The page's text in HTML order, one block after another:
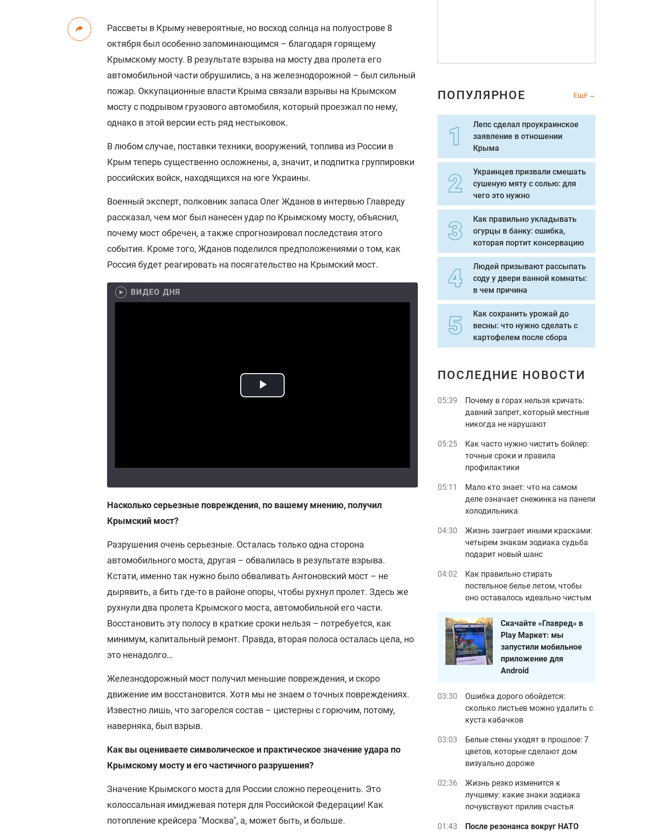
Рассветы в Крыму невероятные, но восход солнца на полуострове 8
октября был особенно запоминающимся – благодаря горящему
Крымскому мосту. В результате взрыва на мосту два пролета его
автомобильной части обрушились, а на железнодорожной – был сильный
пожар. Оккупационные власти Крыма связали взрывы на Крымском
мосту с подрывом грузового автомобиля, который проезжал по нему,
однако в этой версии есть ряд нестыковок.
В любом случае, поставки техники, вооружений, топлива из России в
Крым теперь существенно осложнены, а, значит, и подпитка группировки
российских войск, находящихся на юге Украины.
Военный эксперт, полковник запаса Олег Жданов в интервью Главреду
рассказал, чем мог был нанесен удар по Крымскому мосту, объяснил,
почему мост обречен, а также спрогнозировал последствия этого
события. Кроме того, Жданов поделился предположениями о том, как
Россия будет реагировать на посягательство на Крымский мост.
ВИДЕО ДНЯ
Насколько серьезные повреждения, по вашему мнению, получил
Крымский мост?
Разрушения очень серьезные. Осталась только одна сторона
автомобильного моста, другая – обвалилась в результате взрыва.
Кстати, именно так нужно было обваливать Антоновский мост – не
дырявить, а бить где-то в районе опоры, чтобы рухнул пролет. Здесь же
рухнули два пролета Крымского моста, автомобильной его части.
Восстановить эту полосу в краткие сроки нельзя – потребуется, как
минимум, капитальный ремонт. Правда, вторая полоса осталась цела, но
это ненадолго…
Железнодорожный мост получил меньшие повреждения, и скоро
движение им восстановится. Хотя мы не знаем о точных повреждениях.
Известно лишь, что загорелся состав – цистерны с горючим, потому,
наверняка, был взрыв.
Как вы оцениваете символическое и практическое значение удара по
Крымскому мосту и его частичного разрушения?
Значение Крымского моста для России сложно переоценить. Это
колоссальная имиджевая потеря для Российской Федерации! Как
потопление крейсера "Москва", а, может быть, и больше.
ПОПУЛЯРНОЕ Ещё
Лепс сделал проукраинское
заявление в отношении
Крыма
Украинцев призвали смешать
сушеную мяту с солью: для
чего это нужно
Как правильно укладывать
огурцы в банку: ошибка,
которая портит консервацию
Людей призывают рассыпать
соду у двери ванной комнаты:
в чем причина
Как сохранить урожай до
весны: что нужно сделать с
картофелем после сбора
ПОСЛЕДНИЕ НОВОСТИ
05:39
Почему в горах нельзя кричать:
давний запрет, который местные
никогда не нарушают
05:25
Как часто нужно чистить бойлер:
точные сроки и правила
профилактики
05:11
Мало кто знает: что на самом
деле означает снежинка на панели
холодильника
04:30
Жизнь заиграет иными красками:
четырем знакам зодиака судьба
подарит новый шанс
04:02
Как правильно стирать
постельное белье летом, чтобы
оно оставалось идеально чистым
Скачайте «Главред» в
Play Маркет: мы
запустили мобильное
приложение для
Android
03:30
Ошибка дорого обойдется:
сколько листьев можно удалить с
куста кабачков
03:03
Белые стены уходят в прошлое: 7
цветов, которые сделают дом
визуально дороже
02:36
Жизнь резко изменится к
лучшему: какие знаки зодиака
почувствуют прилив счастья
01:43
После резонанса вокруг НАТО